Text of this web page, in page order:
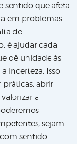
sentido que afeta
em problemas
de
é ajudar cada
dê unidade às
incerteza. Isso
práticas, abrir
a
sejam
sentido.